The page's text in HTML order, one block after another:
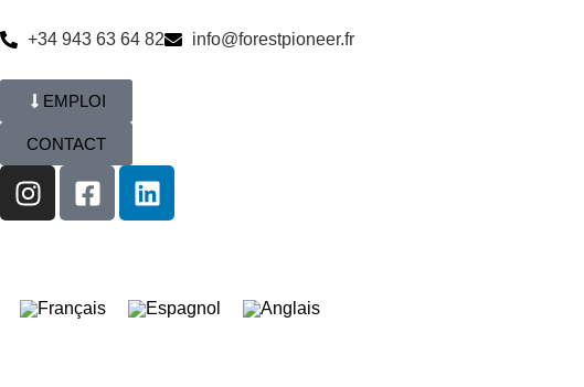
+34 943 63 64 82 info@forestpioneer.fr
EMPLOI
CONTACT